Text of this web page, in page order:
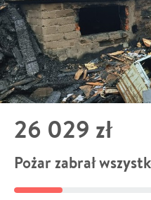
26 029 zł
Pożar zabrał